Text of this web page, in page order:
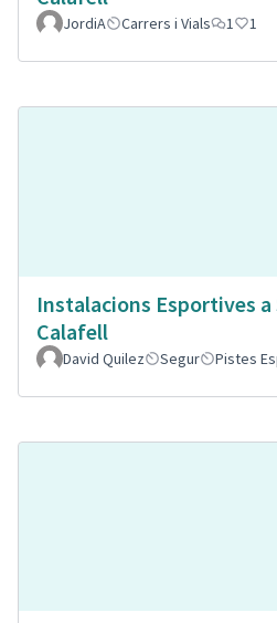
JordiA Carrers i Vials 1 1
Instalacions Esportives a
Calafell
David Quilez Segur Pistes